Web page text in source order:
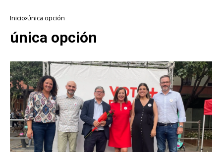
Inicio única opción
única opción